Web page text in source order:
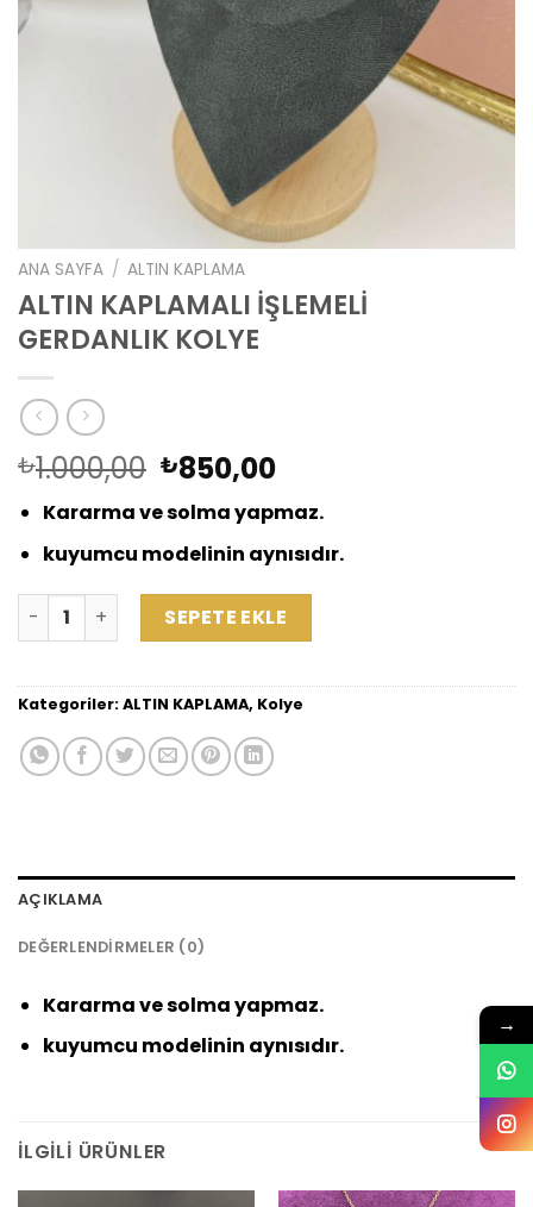
ANA SAYFA / ALTIN KAPLAMA
ALTIN KAPLAMALI İŞLEMELİ
GERDANLIK KOLYE
₺1.000,00 Orijinal
fiyat:
₺1.000,00.
₺850,00Şu
fiyat:
₺850,00.
Kararma ve solma yapmaz.
kuyumcu modelinin aynısıdır.
ALTIN KAPLAMALI İŞLEMELİ GERDANLIK KOLYE adet
SEPETE EKLE
Kategoriler:ALTIN KAPLAMA, Kolye
AÇIKLAMA
DEĞERLENDIRMELER (0)
Kararma ve solma yapmaz.
kuyumcu modelinin aynısıdır.
İLGILI ÜRÜNLER
→